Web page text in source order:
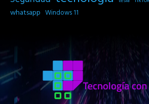
whatsapp Windows 11